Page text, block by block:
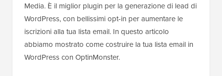
Media. È il miglior plugin per la generazione di lead di
WordPress, con bellissimi opt-in per aumentare le
iscrizioni alla tua lista email. In questo articolo
abbiamo mostrato come costruire la tua lista email in
WordPress con OptinMonster.